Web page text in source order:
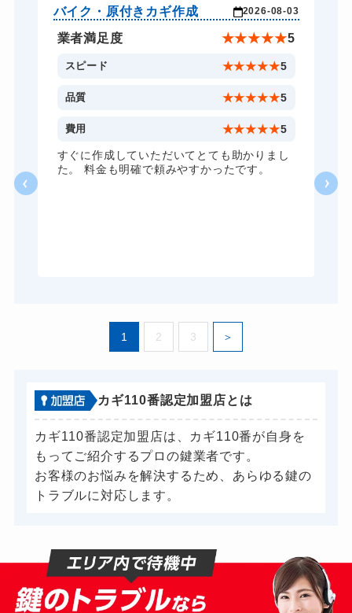
スーツケースカギ開け 8,800円～(税込)
スーツケースカギ作成 8,800円～(税込)
金庫カギ開け 14,300円～(税込)
金庫カギ修理 11,000円～(税込)
8,800円～(税込)
ドアノブカギ開け 10,780円～(税込)
バイク・原付きカギ作成 2026-08-03
業者満足度 ★★★★★5
スピード ★★★★★5
品質 ★★★★★5
費用 ★★★★★5
すぐに作成していただいてとても助かりまし
た。 料金も明確で頼みやすかったです。
1 2 3
カギ110番認定加盟店とは
カギ110番認定加盟店は、カギ110番が自身を
もってご紹介するプロの鍵業者です。
お客様のお悩みを解決するため、あらゆる鍵の
トラブルに対応します。